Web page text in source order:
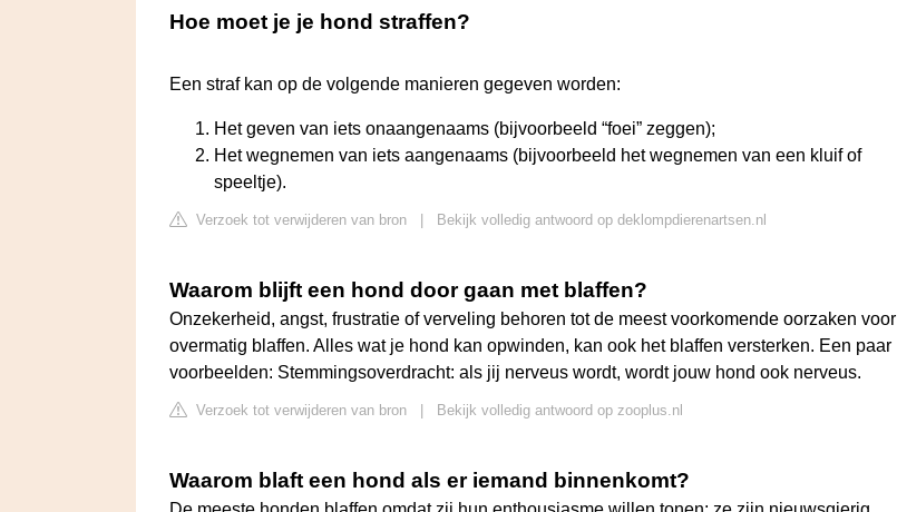
Hoe moet je je hond straffen?
Een straf kan op de volgende manieren gegeven worden:
Het geven van iets onaangenaams (bijvoorbeeld “foei” zeggen);
Het wegnemen van iets aangenaams (bijvoorbeeld het wegnemen van een kluif of
speeltje).
Verzoek tot verwijderen van bron Bekijk volledig antwoord op deklompdierenartsen.nl
Waarom blijft een hond door gaan met blaffen?
Onzekerheid, angst, frustratie of verveling behoren tot de meest voorkomende oorzaken voor
overmatig blaffen. Alles wat je hond kan opwinden, kan ook het blaffen versterken. Een paar
voorbeelden: Stemmingsoverdracht: als jij nerveus wordt, wordt jouw hond ook nerveus.
Verzoek tot verwijderen van bron Bekijk volledig antwoord op zooplus.nl
Waarom blaft een hond als er iemand binnenkomt?